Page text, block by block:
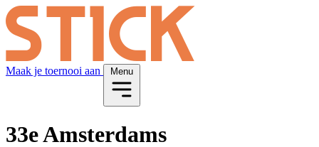
Maak je toernooi aan Menu
33e Amsterdams